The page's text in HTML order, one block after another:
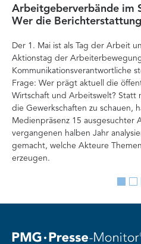
Arbeitgeberverbände im
Wer die
Der 1. Mai ist als Tag der Arbeit
Aktionstag der
Kommunikationsverantwortliche
Frage: Wer prägt aktuell die
Wirtschaft und Arbeitswelt? Statt
die Gewerkschaften zu schauen,
Medienpräsenz 15 ausgesuchter
vergangenen halben Jahr
gemacht, welche Akteure
erzeugen.
Go
slide